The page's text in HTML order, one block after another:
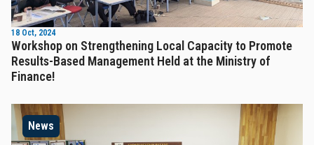
18 Oct, 2024
Workshop on Strengthening Local Capacity to Promote
Results-Based Management Held at the Ministry of
Finance!
News